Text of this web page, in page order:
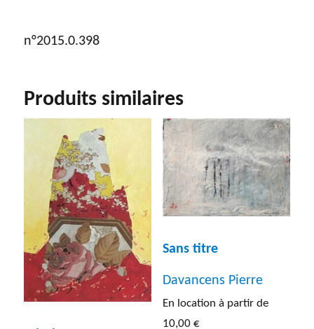
n°2015.0.398
Produits similaires
Sans titre
Davancens Pierre
En location à partir de
10,00 €